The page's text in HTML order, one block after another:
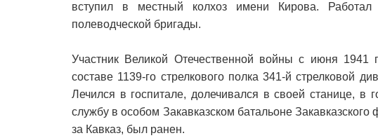
вступил в местный колхоз имени Кирова.
полеводческой бригады.
Участник Великой Отечественной войны с июня
составе 1139-го стрелкового полка 341-й стрелковой
Лечился в госпитале, долечивался в своей станице, в
службу в особом Закавказском батальоне
за Кавказ, был ранен.